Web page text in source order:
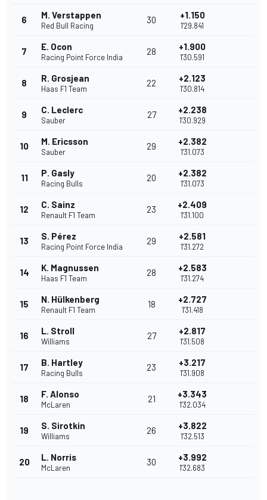
6 M. Verstappen
Red Bull Racing
30 +1.150
1'29.841
7 E. Ocon
Racing Point Force India
28 +1.900
1'30.591
8 R. Grosjean
Haas F1 Team
22 +2.123
1'30.814
9 C. Leclerc
Sauber
27 +2.238
1'30.929
10 M. Ericsson
Sauber
29 +2.382
1'31.073
11 P. Gasly
Racing Bulls
20 +2.382
1'31.073
12 C. Sainz
Renault F1 Team
23 +2.409
1'31.100
13 S. Pérez
Racing Point Force India
29 +2.581
1'31.272
14 K. Magnussen
Haas F1 Team
28 +2.583
1'31.274
15 N. Hülkenberg
Renault F1 Team
18 +2.727
1'31.418
16 L. Stroll
Williams
27 +2.817
1'31.508
17 B. Hartley
Racing Bulls
23 +3.217
1'31.908
18 F. Alonso
McLaren
21 +3.343
1'32.034
19 S. Sirotkin
Williams
26 +3.822
1'32.513
20 L. Norris
McLaren
30 +3.992
1'32.683